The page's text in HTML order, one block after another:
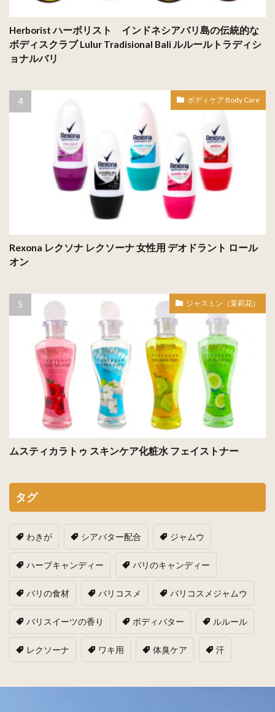
Herborist ハーボリスト インドネシアバリ島の伝統的な
ボディスクラブ Lulur Tradisional Bali ルルールトラディシ
ョナルバリ
ボディケア Body Care
Rexona レクソナ レクソーナ 女性用 デオドラント ロール
オン
ジャスミン（茉莉花）
ムスティカラトゥ スキンケア化粧水 フェイストナー
タグ
わきが シアバター配合 ジャムウ
ハーブキャンディー バリのキャンディー
バリの食材 バリコスメ バリコスメジャムウ
バリスイーツの香り ボディバター ルルール
レクソーナ ワキ用 体臭ケア 汗